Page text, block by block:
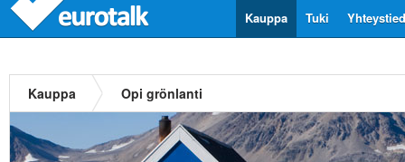
Tuki
Kauppa
Kauppa Opi grönlanti